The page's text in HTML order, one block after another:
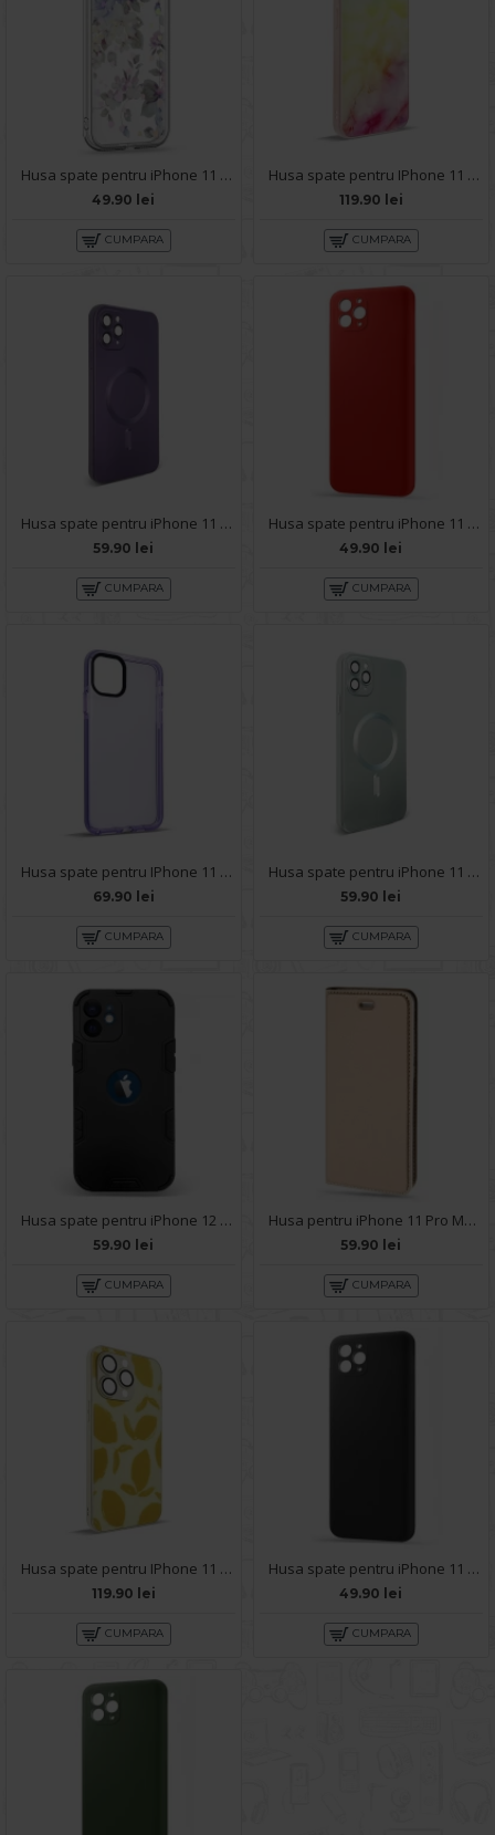
Husa spate pentru iPhone 11 Pro Max - Silver Case
49.90 lei
CUMPARA
Husa spate pentru IPhone 11 Pro Max- Happy case
119.90 lei
CUMPARA
Husa spate pentru iPhone 11 Pro Max - Sassy Case Mov
59.90 lei
CUMPARA
Husa spate pentru iPhone 11 Pro Max - Silicon Line Rosu
49.90 lei
CUMPARA
Husa spate pentru IPhone 11 Pro Max- KiLi case Mov
69.90 lei
CUMPARA
Husa spate pentru iPhone 11 Pro Max - Sassy Case Turcoaz
59.90 lei
CUMPARA
Husa spate pentru iPhone 12 - Mantis Case Negru
59.90 lei
CUMPARA
Husa pentru iPhone 11 Pro Max - Carte X-Power Gold
59.90 lei
CUMPARA
Husa spate pentru IPhone 11 Pro Max- Happy case
119.90 lei
CUMPARA
Husa spate pentru iPhone 11 Pro Max - Silicon Line Negru
49.90 lei
CUMPARA